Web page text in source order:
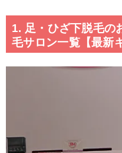
1. 足・ひざ下脱毛の
毛サロン一覧【最新